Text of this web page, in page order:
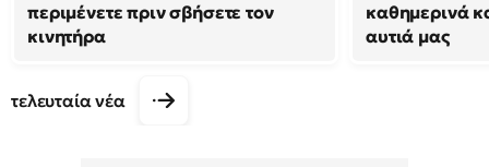
περιμένετε πριν σβήσετε τον
κινητήρα
καθημερινά
αυτιά μας
τελευταία νέα